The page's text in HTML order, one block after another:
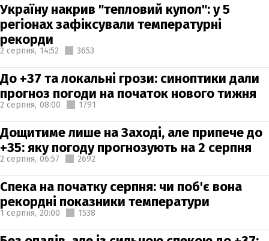
Україну накрив "тепловий купол": у 5
регіонах зафіксували температурні
рекорди
2 серпня, 14:52 3653
До +37 та локальні грози: синоптики дали
прогноз погоди на початок нового тижня
2 серпня, 08:00 1791
Дощитиме лише на Заході, але припече до
+35: яку погоду прогнозують на 2 серпня
2 серпня, 06:57 2692
Спека на початку серпня: чи поб'є вона
рекордні показники температури
1 серпня, 20:00 1538